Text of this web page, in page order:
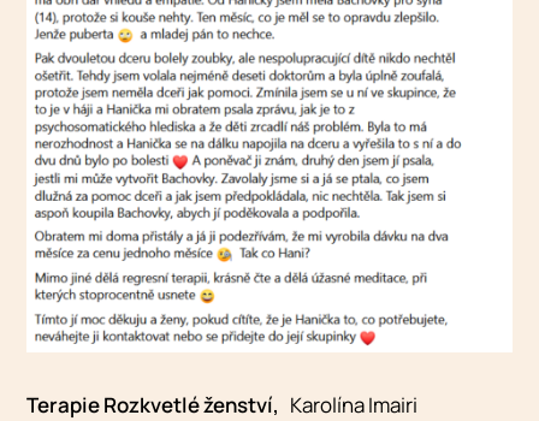
Terapie Rozkvetlé ženství, Karolína Imairi